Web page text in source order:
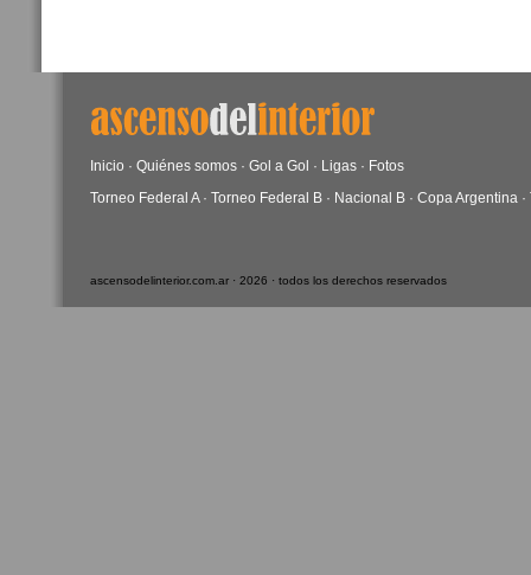
Inicio · Quiénes somos · Gol a Gol · Ligas · Fotos
Torneo Federal A· Torneo Federal B · Nacional B · Copa Argentina ·
ascensodelinterior.com.ar · 2026 · todos los derechos reservados